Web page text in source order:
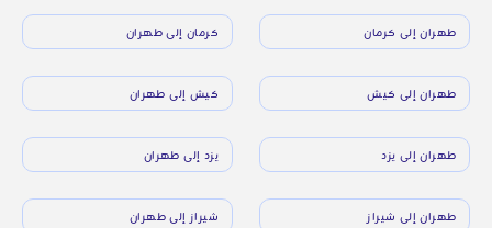
طهران إلى كرمان كرمان إلى طهران
طهران إلى كيش كيش إلى طهران
طهران إلى يزد يزد إلى طهران
طهران إلى شيراز شيراز إلى طهران